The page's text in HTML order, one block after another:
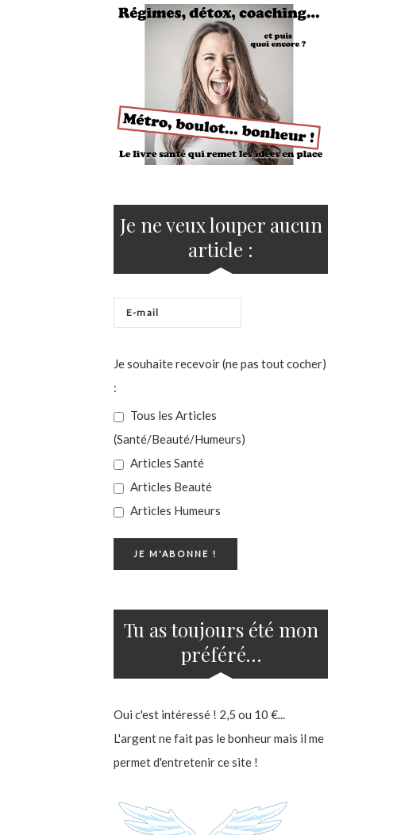
Je ne veux louper aucun
article :
Je souhaite recevoir (ne pas tout cocher)
:
Tous les Articles
(Santé/Beauté/Humeurs)
Articles Santé
Articles Beauté
Articles Humeurs
Tu as toujours été mon
préféré…
Oui c'est intéressé ! 2,5 ou 10 €...
L'argent ne fait pas le bonheur mais il me
permet d'entretenir ce site !